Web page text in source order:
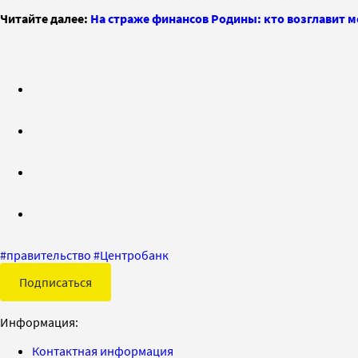
Читайте далее: На страже финансов Родины: кто возглавит
#правительство #Центробанк
Подписаться
Информация:
Контактная информация